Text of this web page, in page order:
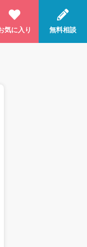
気に入り
無料相談